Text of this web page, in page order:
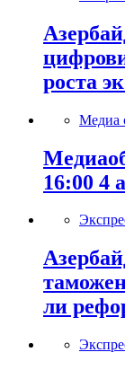
роста
Медиа
16:00 4
ли